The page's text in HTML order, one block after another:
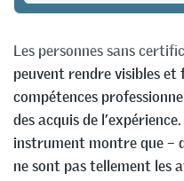
Tobias Fritschi
Les personnes sans
peuvent rendre visibles
compétences
des acquis de
instrument montre que –
ne sont pas tellement les